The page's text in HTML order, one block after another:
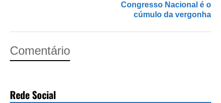
Congresso Nacional é o
cúmulo da vergonha
Comentário
Rede Social